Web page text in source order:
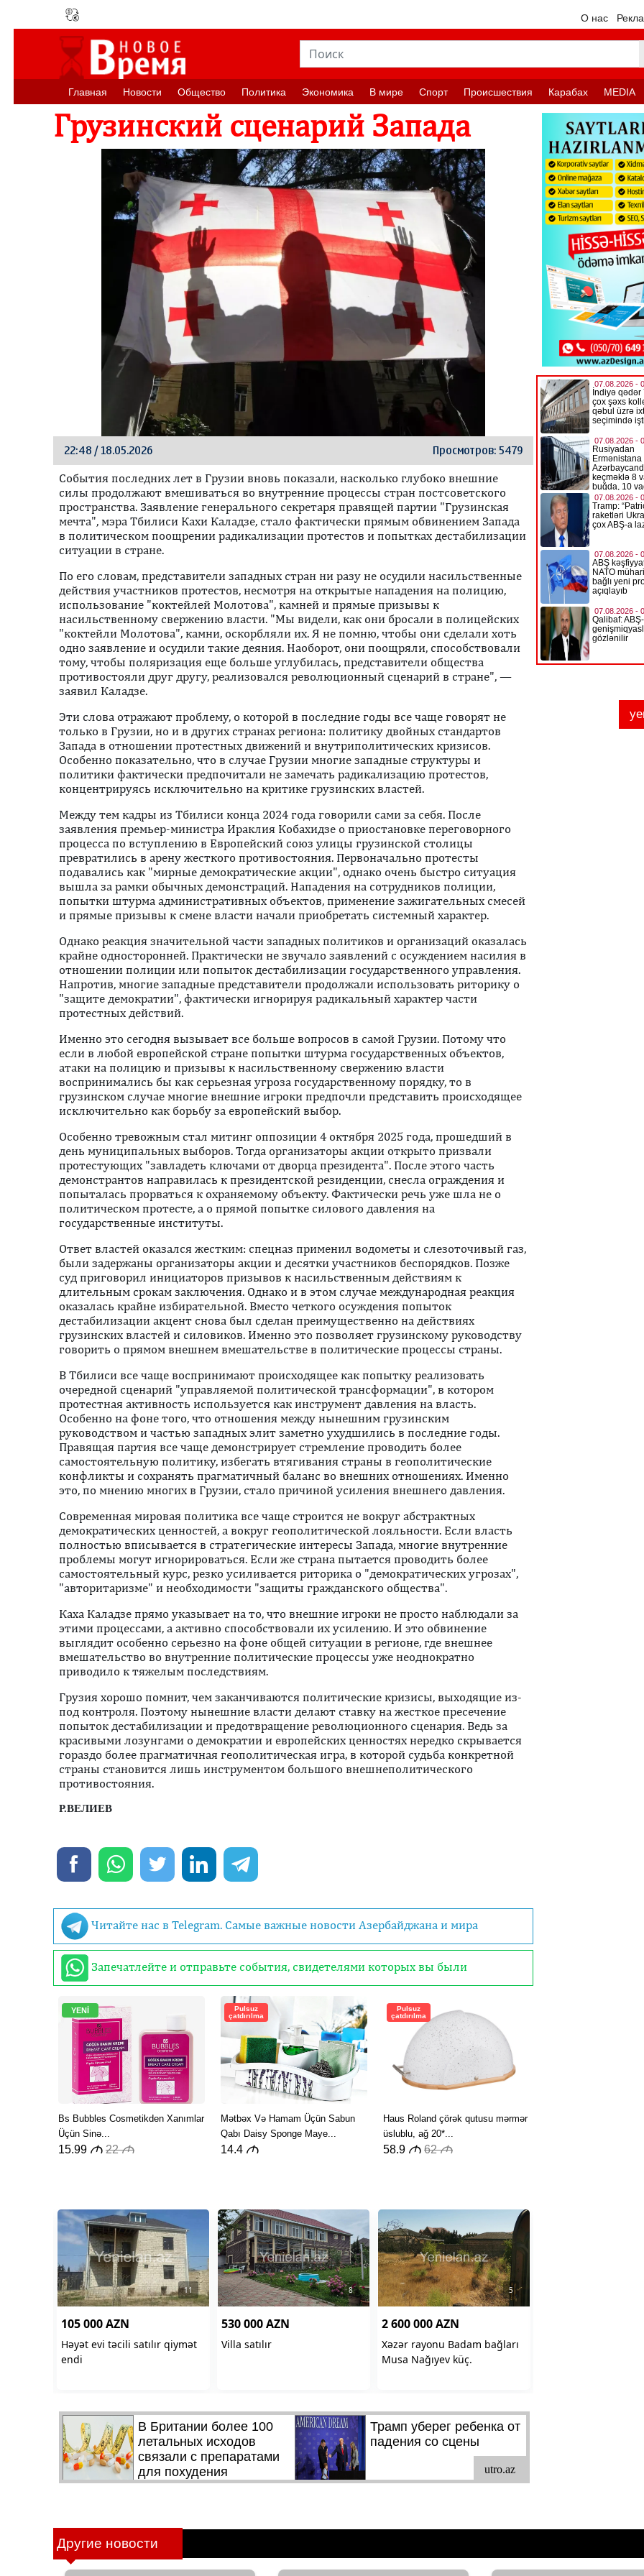
О нас
Главная Новости Oбщество Политика Экономика В мире Спорт Происшествия Карабах MEDIA
Грузинский сценарий Запада
22:48 / 18.05.2026 Просмотров: 5479
События последних лет в Грузии вновь показали, насколько глубоко внешние
силы продолжают вмешиваться во внутренние процессы стран постсоветского
пространства. Заявление генерального секретаря правящей партии "Грузинская
мечта", мэра Тбилиси Кахи Каладзе, стало фактически прямым обвинением Запада
в политическом поощрении радикализации протестов и попытках дестабилизации
ситуации в стране.
По его словам, представители западных стран ни разу не осудили насильственные
действия участников протестов, несмотря на открытые нападения на полицию,
использование "коктейлей Молотова", камней и прямые призывы к
насильственному свержению власти. "Мы видели, как они бросали в полицейских
"коктейли Молотова", камни, оскорбляли их. Я не помню, чтобы они сделали хоть
одно заявление и осудили такие деяния. Наоборот, они поощряли, способствовали
тому, чтобы поляризация еще больше углубилась, представители общества
противостояли друг другу, реализовался революционный сценарий в стране", —
заявил Каладзе.
Эти слова отражают проблему, о которой в последние годы все чаще говорят не
только в Грузии, но и в других странах региона: политику двойных стандартов
Запада в отношении протестных движений и внутриполитических кризисов.
Особенно показательно, что в случае Грузии многие западные структуры и
политики фактически предпочитали не замечать радикализацию протестов,
концентрируясь исключительно на критике грузинских властей.
Между тем кадры из Тбилиси конца 2024 года говорили сами за себя. После
заявления премьер-министра Ираклия Кобахидзе о приостановке переговорного
процесса по вступлению в Европейский союз улицы грузинской столицы
превратились в арену жесткого противостояния. Первоначально протесты
подавались как "мирные демократические акции", однако очень быстро ситуация
вышла за рамки обычных демонстраций. Нападения на сотрудников полиции,
попытки штурма административных объектов, применение зажигательных смесей
и прямые призывы к смене власти начали приобретать системный характер.
Однако реакция значительной части западных политиков и организаций оказалась
крайне односторонней. Практически не звучало заявлений с осуждением насилия в
отношении полиции или попыток дестабилизации государственного управления.
Напротив, многие западные представители продолжали использовать риторику о
"защите демократии", фактически игнорируя радикальный характер части
протестных действий.
Именно это сегодня вызывает все больше вопросов в самой Грузии. Потому что
если в любой европейской стране попытки штурма государственных объектов,
атаки на полицию и призывы к насильственному свержению власти
воспринимались бы как серьезная угроза государственному порядку, то в
грузинском случае многие внешние игроки предпочли представить происходящее
исключительно как борьбу за европейский выбор.
Особенно тревожным стал митинг оппозиции 4 октября 2025 года, прошедший в
день муниципальных выборов. Тогда организаторы акции открыто призвали
протестующих "завладеть ключами от дворца президента". После этого часть
демонстрантов направилась к президентской резиденции, снесла ограждения и
попыталась прорваться к охраняемому объекту. Фактически речь уже шла не о
политическом протесте, а о прямой попытке силового давления на
государственные институты.
Ответ властей оказался жестким: спецназ применил водометы и слезоточивый газ,
были задержаны организаторы акции и десятки участников беспорядков. Позже
суд приговорил инициаторов призывов к насильственным действиям к
длительным срокам заключения. Однако и в этом случае международная реакция
оказалась крайне избирательной. Вместо четкого осуждения попыток
дестабилизации акцент снова был сделан преимущественно на действиях
грузинских властей и силовиков. Именно это позволяет грузинскому руководству
говорить о прямом внешнем вмешательстве в политические процессы страны.
В Тбилиси все чаще воспринимают происходящее как попытку реализовать
очередной сценарий "управляемой политической трансформации", в котором
протестная активность используется как инструмент давления на власть.
Особенно на фоне того, что отношения между нынешним грузинским
руководством и частью западных элит заметно ухудшились в последние годы.
Правящая партия все чаще демонстрирует стремление проводить более
самостоятельную политику, избегать втягивания страны в геополитические
конфликты и сохранять прагматичный баланс во внешних отношениях. Именно
это, по мнению многих в Грузии, стало причиной усиления внешнего давления.
Современная мировая политика все чаще строится не вокруг абстрактных
демократических ценностей, а вокруг геополитической лояльности. Если власть
полностью вписывается в стратегические интересы Запада, многие внутренние
проблемы могут игнорироваться. Если же страна пытается проводить более
самостоятельный курс, резко усиливается риторика о "демократических угрозах",
"авторитаризме" и необходимости "защиты гражданского общества".
Каха Каладзе прямо указывает на то, что внешние игроки не просто наблюдали за
этими процессами, а активно способствовали их усилению. И это обвинение
выглядит особенно серьезно на фоне общей ситуации в регионе, где внешнее
вмешательство во внутренние политические процессы уже неоднократно
приводило к тяжелым последствиям.
Грузия хорошо помнит, чем заканчиваются политические кризисы, выходящие из-
под контроля. Поэтому нынешние власти делают ставку на жесткое пресечение
попыток дестабилизации и предотвращение революционного сценария. Ведь за
красивыми лозунгами о демократии и европейских ценностях нередко скрывается
гораздо более прагматичная геополитическая игра, в которой судьба конкретной
страны становится лишь инструментом большого внешнеполитического
противостояния.
Р.ВЕЛИЕВ
Читайте нас в Telegram. Самые важные новости Азербайджана и мира
Запечатлейте и отправьте события, свидетелями которых вы были
Другие новости